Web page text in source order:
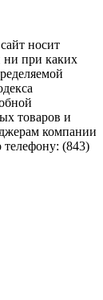
носит
ни при каких
товаров и
компании
(843)